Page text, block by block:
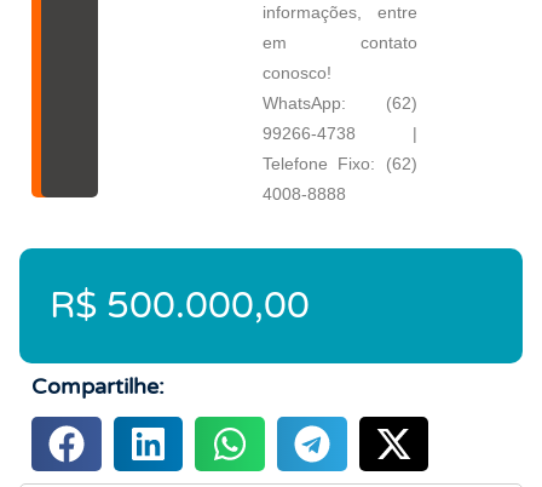
informações, entre
em contato
conosco!
WhatsApp: (62)
99266-4738 |
Telefone Fixo: (62)
4008-8888
R$ 500.000,00
Compartilhe: